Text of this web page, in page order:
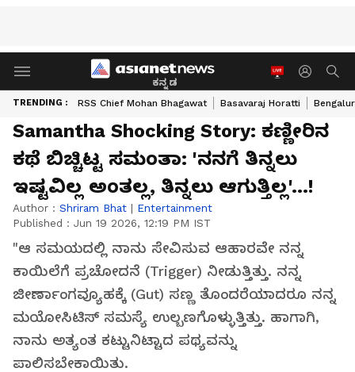
ಕನ್ನಡ
TRENDING : RSS Chief Mohan Bhagawat Basavaraj Horatti
Samantha Shocking Story: ಕಣ್ಣೀರಿನ
ಕಥೆ ಬಿಚ್ಚಿಟ್ಟ ಸಮಂತಾ: 'ನನಗೆ ತಿನ್ನಲು
ಇಷ್ಟವಿಲ್ಲ ಅಂತಲ್ಲ, ತಿನ್ನಲು ಆಗುತ್ತಿಲ್ಲ'...!
Author : Shriram Bhat | Entertainment
Published : Jun 19 2026, 12:19 PM IST
"ಆ ಸಮಯದಲ್ಲಿ ನಾನು ಸೇವಿಸುವ ಆಹಾರವೇ ನನ್ನ
ಕಾಯಿಲೆಗೆ ಪ್ರಚೋದನೆ (Trigger) ನೀಡುತ್ತಿತ್ತು. ನನ್ನ
ಜೀರ್ಣಾಂಗವ್ಯೂಹಕ್ಕೆ (Gut) ಸಣ್ಣ ತೊಂದರೆಯಾದರೂ ನನ್ನ
ಮಯೋಸಿಟಿಸ್ ಸಮಸ್ಯೆ ಉಲ್ಬಣಗೊಳ್ಳುತ್ತಿತ್ತು. ಹಾಗಾಗಿ,
ನಾನು ಅತ್ಯಂತ ಕಟ್ಟುನಿಟ್ಟಾದ ಪಥ್ಯವನ್ನು
ಪಾಲಿಸಬೇಕಾಯಿತು.